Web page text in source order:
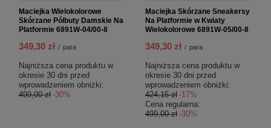
Maciejka Wielokolorowe
Skórzane Półbuty Damskie Na
Platformie 6891W-04/00-8
349,30 zł / para
Najniższa cena produktu w
okresie 30 dni przed
wprowadzeniem obniżki:
499,00 zł -30%
Maciejka Skórzane Sneakersy
Na Platformie w Kwiaty
Wielokolorowe 6891W-05/00-8
349,30 zł / para
Najniższa cena produktu w
okresie 30 dni przed
wprowadzeniem obniżki:
424,15 zł -17%
Cena regularna:
499,00 zł -30%